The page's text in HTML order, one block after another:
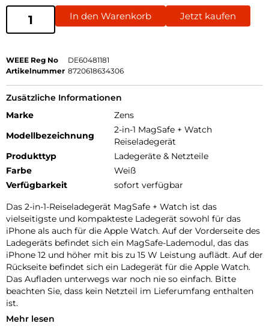
In den Warenkorb Jetzt kaufen
WEEE Reg No
DE60481181
Artikelnummer 8720618634306
Zusätzliche Informationen
Marke
Zens
Modellbezeichnung
2-in-1 MagSafe + Watch
Reiseladegerät
Produkttyp
Ladegeräte & Netzteile
Farbe
Weiß
Verfügbarkeit
sofort verfügbar
Das 2-in-1-Reiseladegerät MagSafe + Watch ist das
vielseitigste und kompakteste Ladegerät sowohl für das
iPhone als auch für die Apple Watch. Auf der Vorderseite des
Ladegeräts befindet sich ein MagSafe-Lademodul, das das
iPhone 12 und höher mit bis zu 15 W Leistung auflädt. Auf der
Rückseite befindet sich ein Ladegerät für die Apple Watch.
Das Aufladen unterwegs war noch nie so einfach. Bitte
beachten Sie, dass kein Netzteil im Lieferumfang enthalten
ist.
Das 2-in-1-Reiseladegerät MagSafe + Watch ist vollständig
Mehr lesen